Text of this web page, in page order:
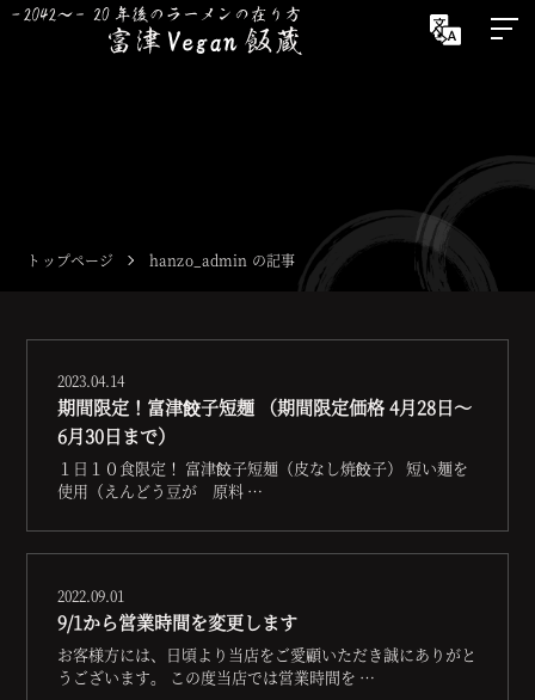
20年後（2042〜）のラ
期
トップページ hanzo_admin の記事
2023.04.14
期間限定！富津餃子短麺 （期間限定価格 4月28日～
6月30日まで）
１日１０食限定！ 富津餃子短麺（皮なし焼餃子） 短い麺を
使用（えんどう豆が 原料 …
2022.09.01
9/1から営業時間を変更します
お客様方には、日頃より当店をご愛顧いただき誠にありがと
うございます。 この度当店では営業時間を …